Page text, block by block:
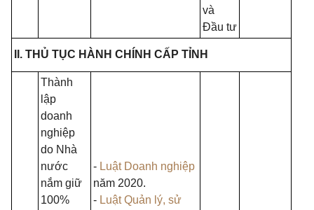
và
Đầu tư
II. THỦ TỤC HÀNH CHÍNH CẤP TỈNH
Thành
lập
doanh
nghiệp
do Nhà
nước
nắm giữ
100%
- Luật Doanh nghiệp
năm 2020.
- Luật Quản lý, sử